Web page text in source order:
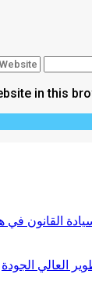
in this
القانون في
العالي الجودة